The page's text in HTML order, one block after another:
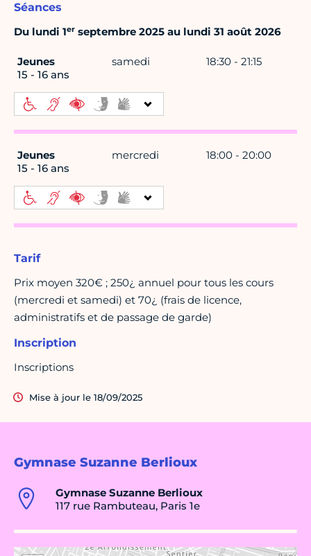
Gymnase Suzanne Berlioux
Gymnase Suzanne Berlioux
117 rue Rambuteau, Paris 1e
Séances
Du lundi 1er septembre 2025 au lundi 31 août 2026
Jeunes
15 - 16 ans
samedi 18:30 - 21:15
Jeunes
15 - 16 ans
mercredi 18:00 - 20:00
Tarif
Prix moyen 320€ ; 250¿ annuel pour tous les cours
(mercredi et samedi) et 70¿ (frais de licence,
administratifs et de passage de garde)
Inscription
Inscriptions
Mise à jour le 18/09/2025